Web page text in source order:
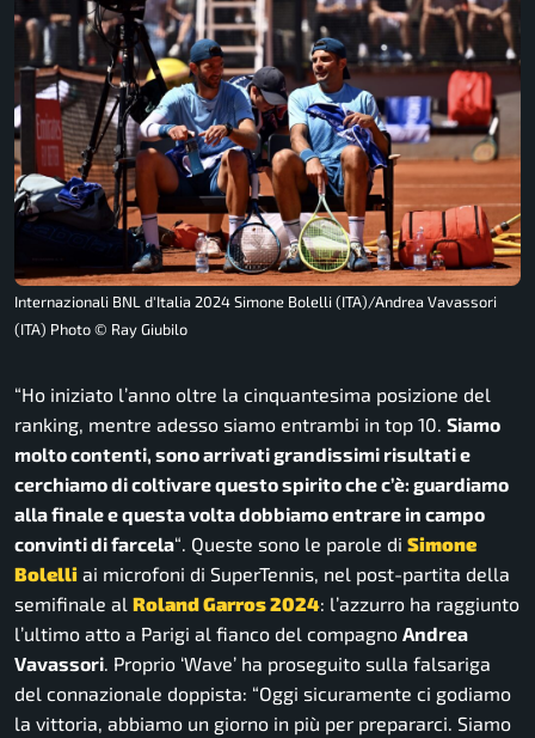
Internazionali BNL d'Italia 2024 Simone Bolelli (ITA)/Andrea Vavassori
(ITA) Photo © Ray Giubilo
“Ho iniziato l’anno oltre la cinquantesima posizione del
ranking, mentre adesso siamo entrambi in top 10. Siamo
molto contenti, sono arrivati grandissimi risultati e
cerchiamo di coltivare questo spirito che c’è: guardiamo
alla finale e questa volta dobbiamo entrare in campo
convinti di farcela“. Queste sono le parole di Simone
Bolelli ai microfoni di SuperTennis, nel post-partita della
semifinale al Roland Garros 2024: l’azzurro ha raggiunto
l’ultimo atto a Parigi al fianco del compagno Andrea
Vavassori. Proprio ‘Wave’ ha proseguito sulla falsariga
del connazionale doppista: “Oggi sicuramente ci godiamo
la vittoria, abbiamo un giorno in più per prepararci. Siamo